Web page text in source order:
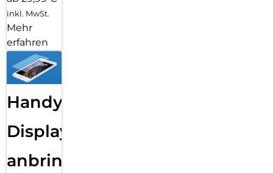
inkl. MwSt.
Mehr
erfahren
Handy
Displayfolie
anbringen